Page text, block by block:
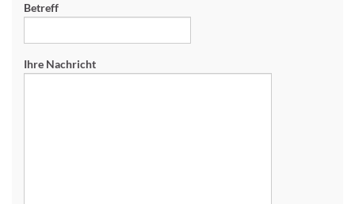
Betreff
Ihre Nachricht